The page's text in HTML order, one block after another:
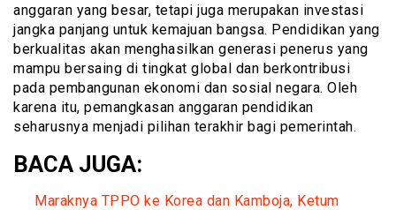
anggaran yang besar, tetapi juga merupakan investasi
jangka panjang untuk kemajuan bangsa. Pendidikan yang
berkualitas akan menghasilkan generasi penerus yang
mampu bersaing di tingkat global dan berkontribusi
pada pembangunan ekonomi dan sosial negara. Oleh
karena itu, pemangkasan anggaran pendidikan
seharusnya menjadi pilihan terakhir bagi pemerintah.
BACA JUGA:
Maraknya TPPO ke Korea dan Kamboja, Ketum